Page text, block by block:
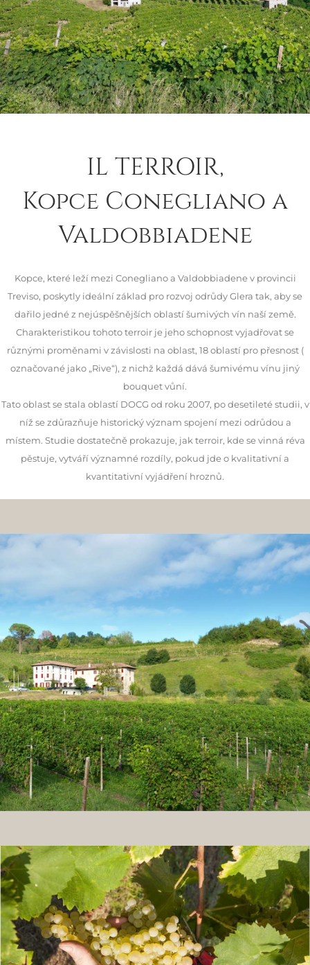
IL TERROIR,
Kopce Conegliano a
Valdobbiadene
Kopce, které leží mezi Conegliano a Valdobbiadene v provincii
Treviso, poskytly ideální základ pro rozvoj odrůdy Glera tak, aby se
dařilo jedné z nejúspěšnějších oblastí šumivých vín naší země.
Charakteristikou tohoto terroir je jeho schopnost vyjadřovat se
různými proměnami v závislosti na oblast, 18 oblastí pro přesnost (
označované jako „Rive“), z nichž každá dává šumivému vínu jiný
bouquet vůní.
Tato oblast se stala oblastí DOCG od roku 2007, po desetileté studii, v
níž se zdůrazňuje historický význam spojení mezi odrůdou a
místem. Studie dostatečně prokazuje, jak terroir, kde se vinná réva
pěstuje, vytváří významné rozdíly, pokud jde o kvalitativní a
kvantitativní vyjádření hroznů.